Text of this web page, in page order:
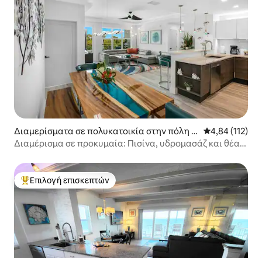
Διαμερίσματα σε πολυκατοικία στην πόλη M
erritt Island
Μέση
4,84 (112)
Διαμέρισμα σε προκυμαία: Πισίνα, υδρομασάζ και θέα
Κορυφαία επιλογή επισκεπτών
Επιλογή επισκεπτών